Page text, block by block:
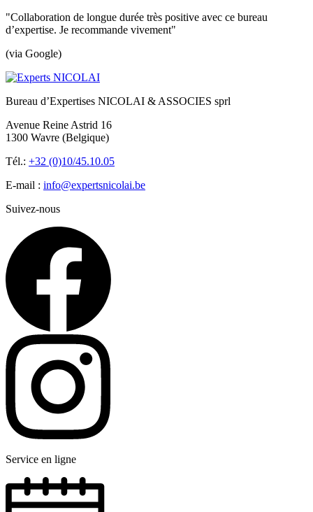
"Collaboration de longue durée très positive avec ce bureau
d’expertise. Je recommande vivement"
(via Google)
Bureau d’Expertises NICOLAI & ASSOCIES sprl
Avenue Reine Astrid 16
1300 Wavre (Belgique)
Tél.: +32 (0)10/45.10.05
E-mail : info@expertsnicolai.be
Suivez-nous
Service en ligne